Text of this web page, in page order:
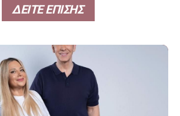
ΔΕΙΤΕ ΕΠΙΣΗΣ